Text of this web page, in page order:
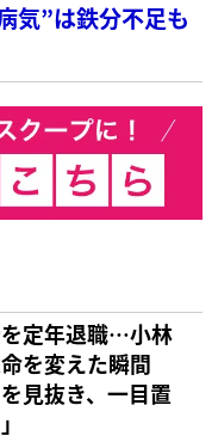
気”は鉄分不足も
定年退職…小林
を変えた瞬間
見抜き、一目置